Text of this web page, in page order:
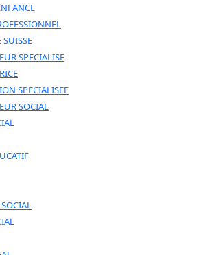
SPECIALISE
SPECIALISEE
SOCIAL